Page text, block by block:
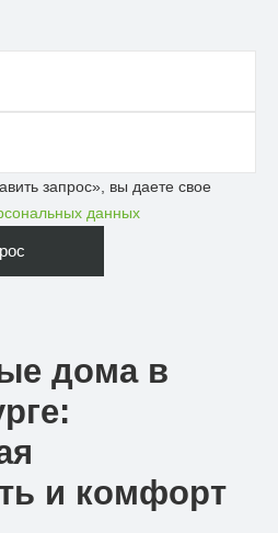
запрос», вы даете свое
данных
дома в
и комфорт